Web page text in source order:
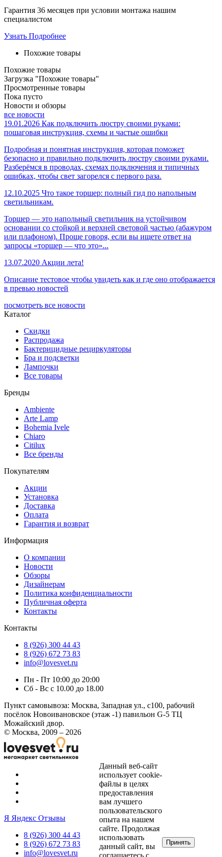
Гарантия 36 месяцев при условии монтажа нашим
специалистом
Узнать Подробнее
Похожие товары
Похожие товары
Загрузка "Похожие товары"
Просмотренные товары
Пока пусто
Новости и обзоры
все новости
19.01.2026 Как подключить люстру своими руками:
пошаговая инструкция, схемы и частые ошибки
Подробная и понятная инструкция, которая поможет
безопасно и правильно подключить люстру своими руками.
Разберёмся в проводах, схемах подключения и типичных
ошибках, чтобы свет загорелся с первого раза.
12.10.2025 Что такое торшер: полный гид по напольным
светильникам.
Торшер — это напольный светильник на устойчивом
основании со стойкой и верхней световой частью (абажуром
или плафоном). Проще говоря, если вы ищете ответ на
запросы «торшер — что это»...
13.07.2020 Акции лета!
Описание тестовое чтобы увидеть как и где оно отображается
в превью новостей
посмотреть все новости
Каталог
Скидки
Распродажа
Бактерицидные рециркуляторы
Бра и подсветки
Лампочки
Все товары
Бренды
Ambiente
Arte Lamp
Bohemia Ivele
Chiaro
Citilux
Все бренды
Покупателям
Акции
Установка
Доставка
Оплата
Гарантия и возврат
Информация
О компании
Новости
Обзоры
Дизайнерам
Политика конфиденциальности
Публичная оферта
Контакты
Контакты
8 (926) 300 44 43
8 (926) 672 73 83
info@lovesvet.ru
Пн - Пт 10:00 до 20:00
Сб - Вс с 10.00 до 18.00
Пункт самовывоза: Москва, Западная ул., с100, рабочий
посёлок Новоивановское (этаж -1) павильон G-5 ТЦ
Можайский двор.
© Москва, 2009 – 2026
Я Яндекс Отзывы
8 (926) 300 44 43
8 (926) 672 73 83
info@lovesvet.ru
Данный веб-сайт
использует cookie-
файлы в целях
предоставления
вам лучшего
пользовательского
опыта на нашем
сайте. Продолжая
использовать
данный сайт, вы
соглашаетесь с
Принять